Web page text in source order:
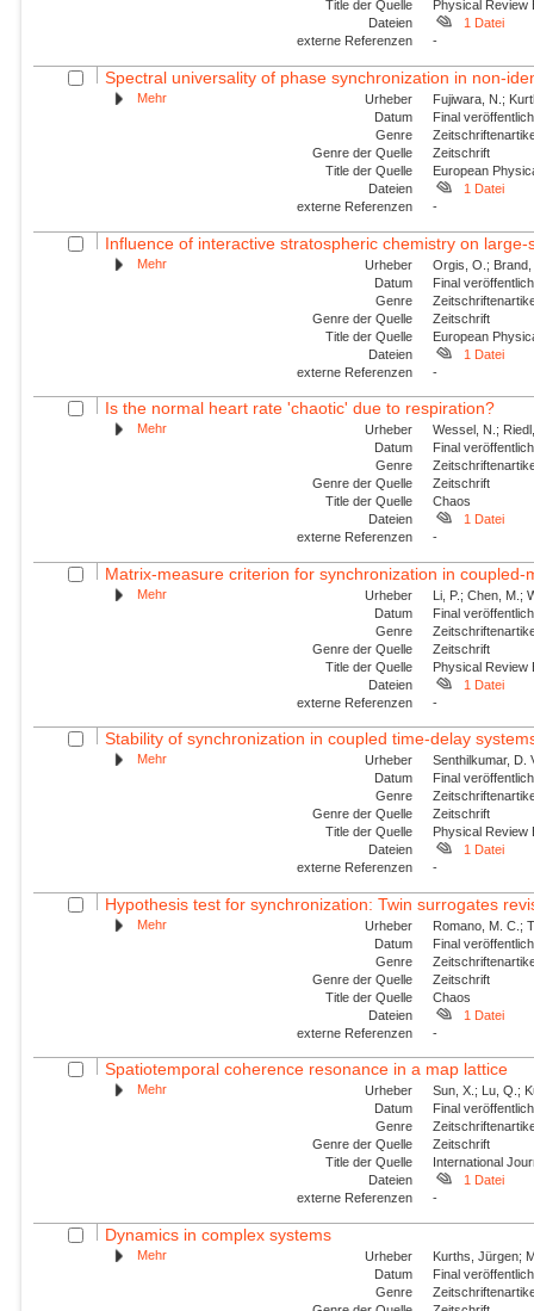
Title der Quelle
Physical Review
Dateien
1 Datei
externe Referenzen
-
Spectral universality of phase synchronization in non-
Mehr Urheber
Fujiwara, N.;
Datum
Final
Genre
Genre der Quelle
Zeitschrift
Title der Quelle
European
Dateien
1 Datei
externe Referenzen
-
Influence of interactive stratospheric chemistry on
Mehr Urheber
Orgis, O.;
Datum
Final
Genre
Genre der Quelle
Zeitschrift
Title der Quelle
European
Dateien
1 Datei
externe Referenzen
-
Is the normal heart rate 'chaotic' due to respiration?
Mehr Urheber
Wessel, N.;
Datum
Final
Genre
Genre der Quelle
Zeitschrift
Title der Quelle
Chaos
Dateien
1 Datei
externe Referenzen
-
Matrix-measure criterion for synchronization in coupled-
Mehr Urheber
Li, P.; Chen, M.;
Datum
Final
Genre
Genre der Quelle
Zeitschrift
Title der Quelle
Physical Review
Dateien
1 Datei
externe Referenzen
-
Stability of synchronization in coupled time-delay
Mehr Urheber
Senthilkumar, D.
Datum
Final
Genre
Genre der Quelle
Zeitschrift
Title der Quelle
Physical Review
Dateien
1 Datei
externe Referenzen
-
Hypothesis test for synchronization: Twin surrogates
Mehr Urheber
Romano, M. C.;
Datum
Final
Genre
Genre der Quelle
Zeitschrift
Title der Quelle
Chaos
Dateien
1 Datei
externe Referenzen
-
Spatiotemporal coherence resonance in a map lattice
Mehr Urheber
Sun, X.; Lu, Q.;
Datum
Final
Genre
Genre der Quelle
Zeitschrift
Title der Quelle
International
Dateien
1 Datei
externe Referenzen
-
Dynamics in complex systems
Mehr Urheber
Kurths, Jürgen;
Datum
Final
Genre